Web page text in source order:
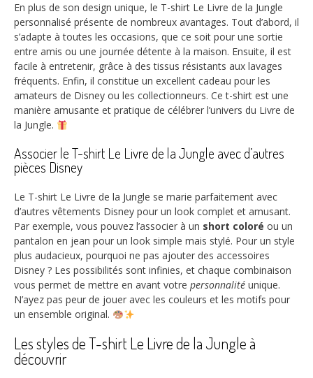
En plus de son design unique, le T-shirt Le Livre de la Jungle
personnalisé présente de nombreux avantages. Tout d’abord, il
s’adapte à toutes les occasions, que ce soit pour une sortie
entre amis ou une journée détente à la maison. Ensuite, il est
facile à entretenir, grâce à des tissus résistants aux lavages
fréquents. Enfin, il constitue un excellent cadeau pour les
amateurs de Disney ou les collectionneurs. Ce t-shirt est une
manière amusante et pratique de célébrer l’univers du Livre de
la Jungle.
Associer le T-shirt Le Livre de la Jungle avec d’autres
pièces Disney
Le T-shirt Le Livre de la Jungle se marie parfaitement avec
d’autres vêtements Disney pour un look complet et amusant.
Par exemple, vous pouvez l’associer à un short coloré ou un
pantalon en jean pour un look simple mais stylé. Pour un style
plus audacieux, pourquoi ne pas ajouter des accessoires
Disney ? Les possibilités sont infinies, et chaque combinaison
vous permet de mettre en avant votre personnalité unique.
N’ayez pas peur de jouer avec les couleurs et les motifs pour
un ensemble original.
Les styles de T-shirt Le Livre de la Jungle à
découvrir